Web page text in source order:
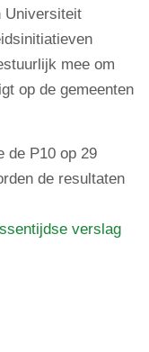
Universiteit
mee om
op de gemeenten
de P10 op 29
de resultaten
verslag